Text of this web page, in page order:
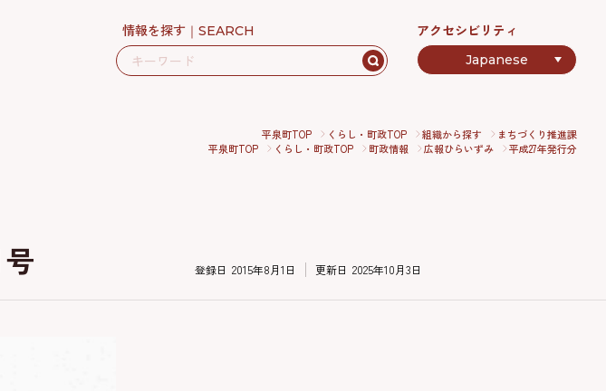
情報を探す SEARCH アクセシビリティ
平泉町TOP くらし・町政TOP 組織から探す
まちづくり推進課
平泉町TOP
くらし・町政TOP 町政情報 広報ひらいずみ 平成27年発行分
登録日 2015年8月1日 更新日 2025年10月3日